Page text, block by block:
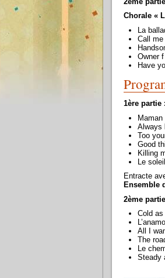
Chorale «
La
Call me
Owner
Have
1ère partie :
Always
Too
Good
Killing
Le
Entracte
Ensemble
2ème
Cold
All I
The
Le
Steady